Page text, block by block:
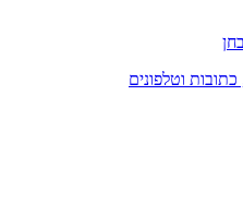
וטלפונים